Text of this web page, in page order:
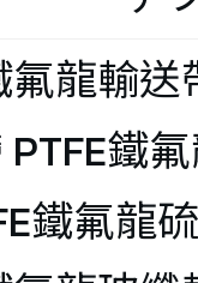
テフ
プリ
ュー
テフ
ラス
ーコ
ベル
テフ
縁体
テフ
ルム
ケッ
テフ
ーカ
EPDM知
ース
氟龍輸
鐵
鐵氟龍